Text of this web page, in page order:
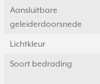
Aansluitbare
geleiderdoorsnede
Lichtkleur
Soort bedrading